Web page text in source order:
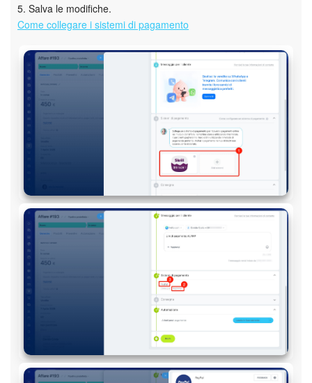
5. Salva le modifiche.
Come collegare i sistemi di pagamento